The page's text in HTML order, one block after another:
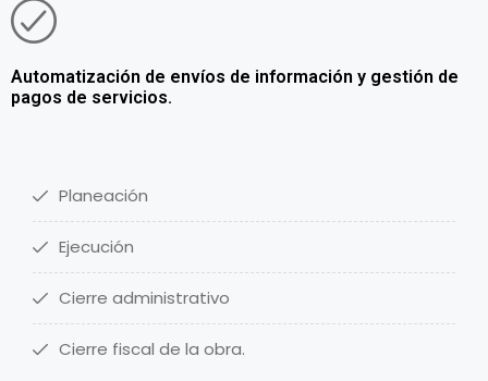
Automatización de envíos de información y gestión de
pagos de servicios.
Planeación
Ejecución
Cierre administrativo
Cierre fiscal de la obra.